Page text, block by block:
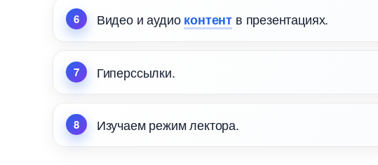
идео и аудиоконтент презентациях.
Гиперссылки.
Изучаем режим лектора.